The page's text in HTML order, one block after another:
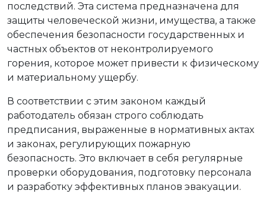
последствий. Эта система предназначена для
защиты человеческой жизни, имущества, а также
обеспечения безопасности государственных и
частных объектов от неконтролируемого
горения, которое может привести к физическому
и материальному ущербу.
В соответствии с этим законом каждый
работодатель обязан строго соблюдать
предписания, выраженные в нормативных актах
и законах, регулирующих пожарную
безопасность. Это включает в себя регулярные
проверки оборудования, подготовку персонала
и разработку эффективных планов эвакуации.